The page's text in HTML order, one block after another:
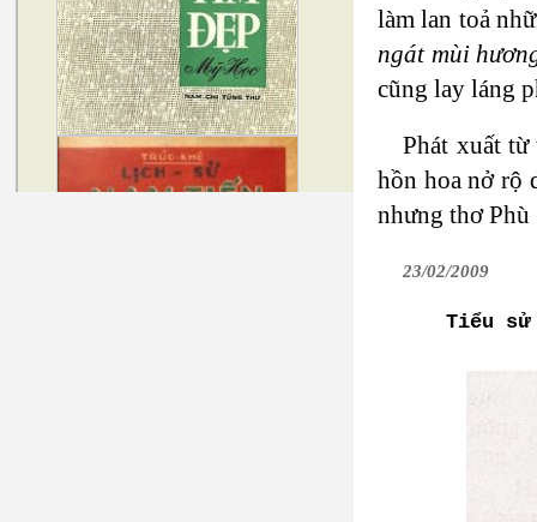
làm lan toả
ngát mùi
cũng lay láng
Phát xuất từ
hồn hoa nở rộ
nhưng thơ
23/02/2009
Tiểu sử